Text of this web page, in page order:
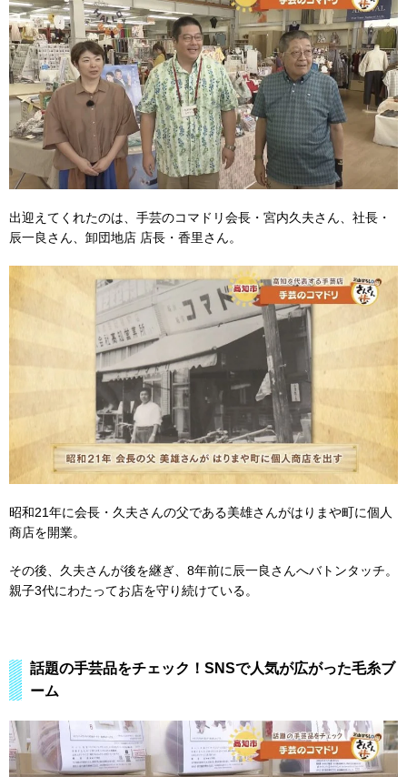
出迎えてくれたのは、手芸のコマドリ会長・宮内久夫さん、社長・
辰一良さん、卸団地店 店長・香里さん。
昭和21年に会長・久夫さんの父である美雄さんがはりまや町に個人
商店を開業。
その後、久夫さんが後を継ぎ、8年前に辰一良さんへバトンタッチ。
親子3代にわたってお店を守り続けている。
話題の手芸品をチェック！SNSで人気が広がった毛糸ブ
ーム